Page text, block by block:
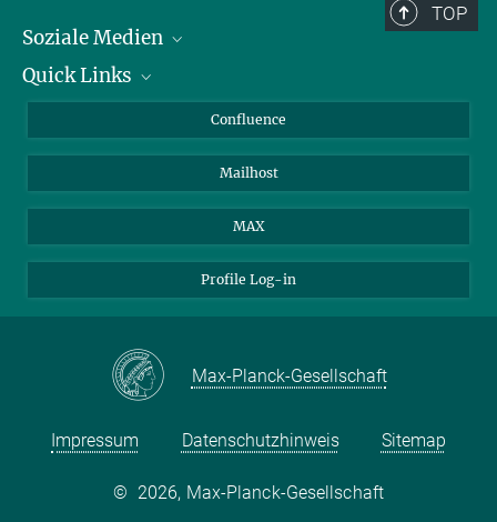
silke.hauf@tuebingen.mpg.de
TOP
Soziale Medien
LinkedIn
YouTube
Quick Links
Über Tiere in der Forschung
Ihr Weg zu uns
Confluence
Mailhost
MAX
Profile Log-in
Max-Planck-Gesellschaft
Impressum Datenschutzhinweis Sitemap
© 2026, Max-Planck-Gesellschaft